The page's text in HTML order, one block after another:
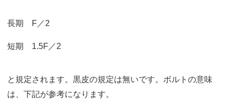
長期 F／2
短期 1.5F／2
と規定されます。黒皮の規定は無いです。ボルトの意味
は、下記が参考になります。